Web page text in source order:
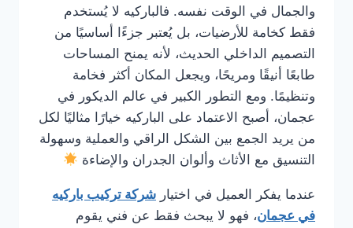
والجمال في الوقت نفسه. فالباركيه لا يُستخدم
فقط كخامة للأرضيات، بل يُعتبر جزءًا أساسيًا من
التصميم الداخلي الحديث، لأنه يمنح المساحات
طابعًا أنيقًا ومريحًا، ويجعل المكان أكثر فخامة
وتنظيمًا. ومع التطور الكبير في عالم الديكور في
عجمان، أصبح الاعتماد على الباركيه خيارًا مثاليًا لكل
من يريد الجمع بين الشكل الراقي والعملية وسهولة
التنسيق مع الأثاث وألوان الجدران والإضاءة
عندما يفكر العميل في اختيار شركة تركيب باركيه
في عجمان، فهو لا يبحث فقط عن فني يقوم